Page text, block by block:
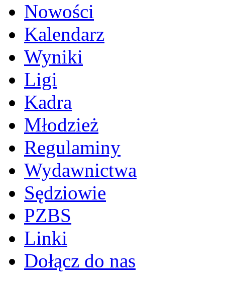
Nowości
Kalendarz
Wyniki
Ligi
Kadra
Młodzież
Regulaminy
Wydawnictwa
Sędziowie
PZBS
Linki
Dołącz do nas